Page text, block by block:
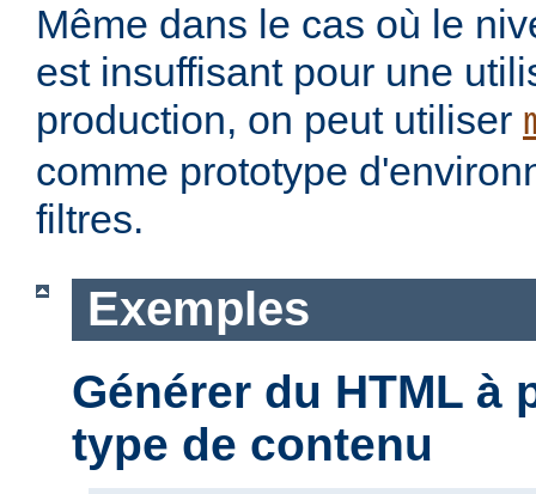
Même dans le cas où le
est insuffisant pour une
production, on peut utiliser
comme prototype
filtres.
Exemples
Générer du HTML à
type de contenu